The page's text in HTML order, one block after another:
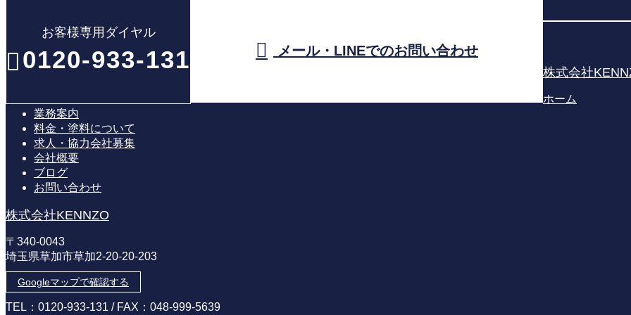
お客様専用ダイヤル
0120-933-131 メール・LINEでのお問い合わせ
株式会社
ホーム
業務案内
料金・塗料について
求人・協力会社募集
会社概要
ブログ
お問い合わせ
株式会社KENNZO
〒340-0043
埼玉県草加市草加2-20-20-203
Googleマップで確認する
TEL：0120-933-131 / FAX：048-999-5639